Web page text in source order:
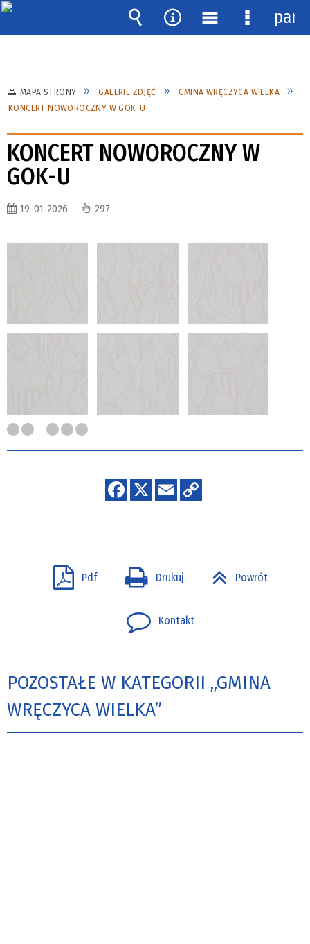
MAPA STRONY GALERIE ZDJĘĆ
GMINA WRĘCZYCA WIELKA
KONCERT NOWOROCZNY W GOK-U
KONCERT NOWOROCZNY W
GOK-U
19-01-2026 297
Pdf Drukuj Powrót
Kontakt
POZOSTAŁE W KATEGORII „GMINA
WRĘCZYCA WIELKA”
Wyszukiwarka
Narzędzia
MenuMenu